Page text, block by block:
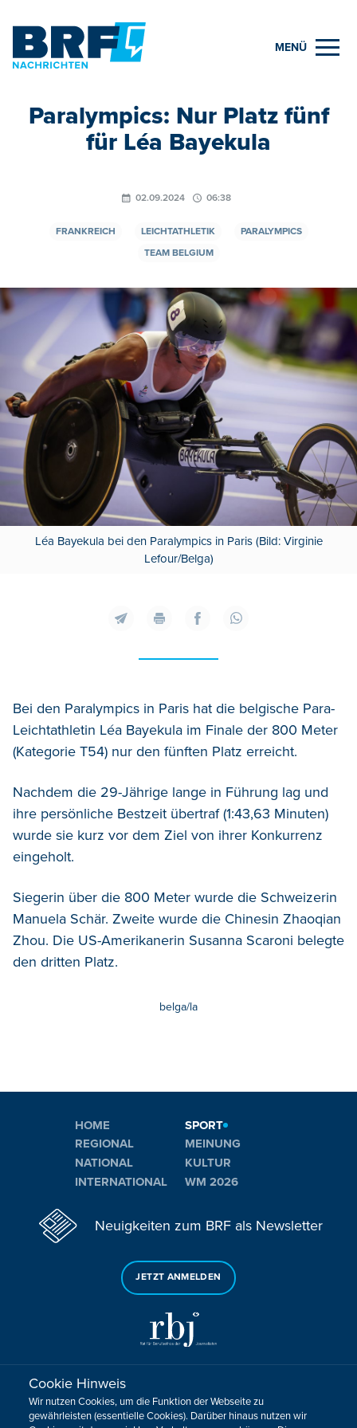
MENÜ
Paralympics: Nur Platz fünf
für Léa Bayekula
02.09.2024 06:38
FRANKREICH LEICHTATHLETIK
PARALYMPICS
TEAM BELGIUM
Léa Bayekula bei den Paralympics in Paris (Bild: Virginie
Lefour/Belga)
Bei den Paralympics in Paris hat die belgische Para-
Leichtathletin Léa Bayekula im Finale der 800 Meter
(Kategorie T54) nur den fünften Platz erreicht.
Nachdem die 29-Jährige lange in Führung lag und
ihre persönliche Bestzeit übertraf (1:43,63 Minuten)
wurde sie kurz vor dem Ziel von ihrer Konkurrenz
eingeholt.
Siegerin über die 800 Meter wurde die Schweizerin
Manuela Schär. Zweite wurde die Chinesin Zhaoqian
Zhou. Die US-Amerikanerin Susanna Scaroni belegte
den dritten Platz.
belga/la
HOME
REGIONAL
NATIONAL
INTERNATIONAL
SPORT
MEINUNG
KULTUR
WM 2026
Neuigkeiten zum BRF als Newsletter
JETZT ANMELDEN
Sie haben noch Fragen oder Anmerkungen?
Cookie Hinweis
Wir nutzen Cookies, um die Funktion der Webseite zu
gewährleisten (essentielle Cookies). Darüber hinaus nutzen wir